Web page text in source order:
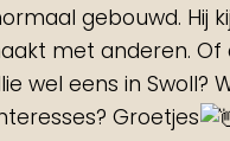
gebouwd. Hij
met anderen.
wel eens in Swoll?
Groetjes